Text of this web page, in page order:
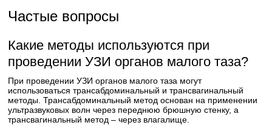
Частые вопросы
Какие методы используются при
проведении УЗИ органов малого таза?
При проведении УЗИ органов малого таза могут
использоваться трансабдоминальный и трансвагинальный
методы. Трансабдоминальный метод основан на применении
ультразвуковых волн через переднюю брюшную стенку, а
трансвагинальный метод – через влагалище.